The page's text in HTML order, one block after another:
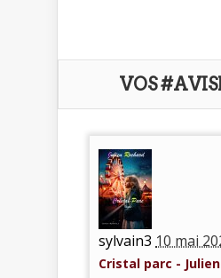
VOS
sylvain3 10 mai
Cristal parc -